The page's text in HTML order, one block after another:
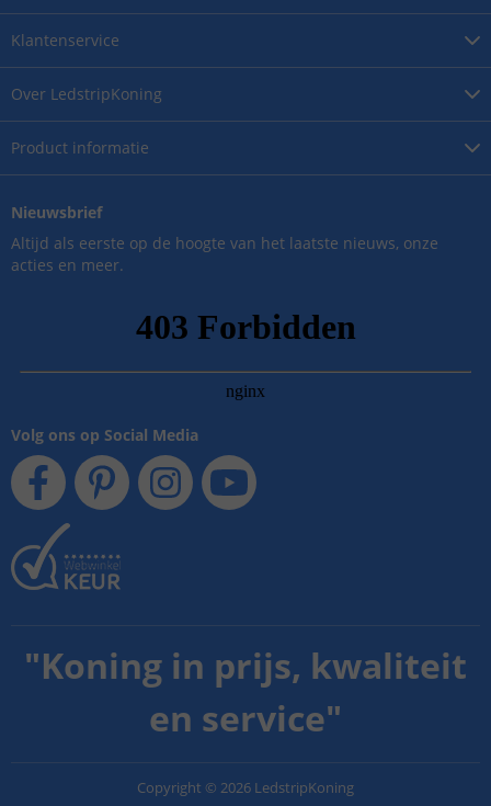
Over LedstripKoning
Product informatie
Klantenservice
Nieuwsbrief
Altijd als eerste op de hoogte van het laatste nieuws, onze
acties en meer.
Volg ons op Social Media
"Koning in prijs, kwaliteit
en service"
Copyright © 2026 LedstripKoning